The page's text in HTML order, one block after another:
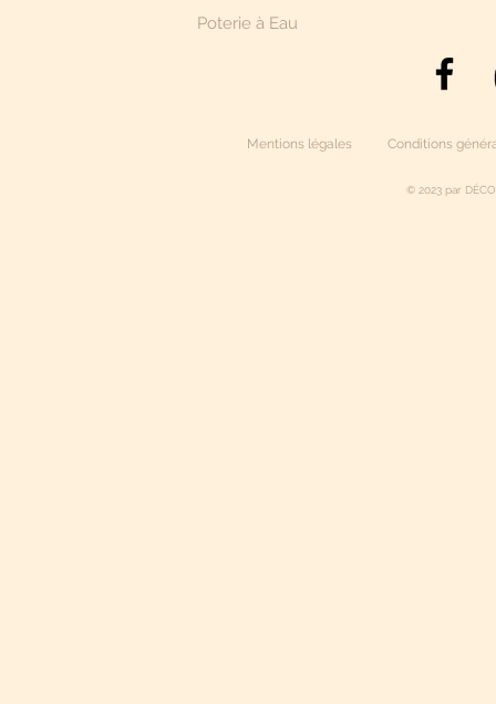
Poterie à Eau
© 2023 par
Mentions légales Conditions